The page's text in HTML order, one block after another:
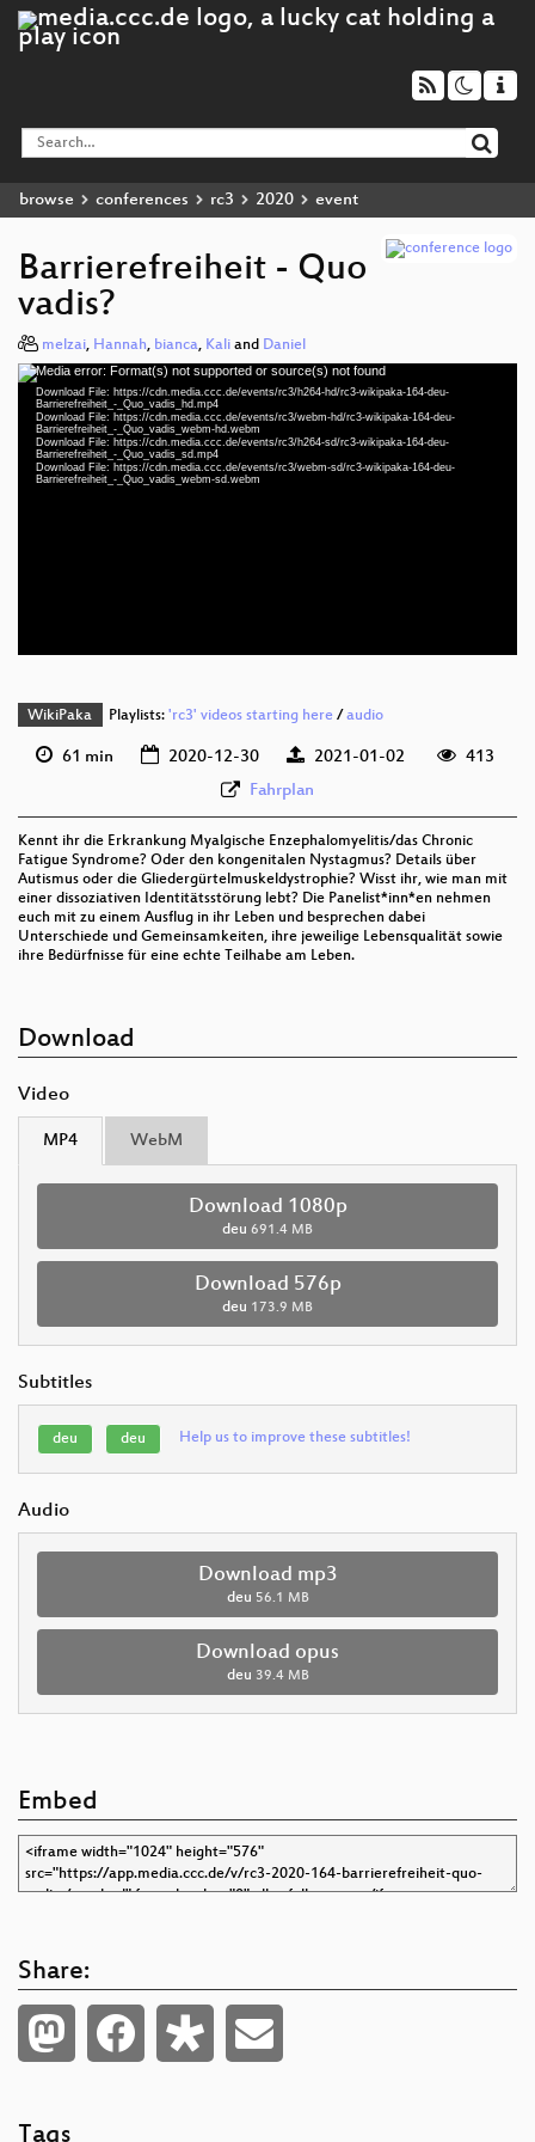
browse conferences rc3 2020 event
Barrierefreiheit - Quo
vadis?
melzai, Hannah, bianca, Kali and Daniel
Video
Player
Media error: Format(s) not supported or source(s) not found
Download File: https://cdn.media.ccc.de/events/rc3/h264-hd/rc3-wikipaka-164-deu-
Barrierefreiheit_-_Quo_vadis_hd.mp4
Download File: https://cdn.media.ccc.de/events/rc3/webm-hd/rc3-wikipaka-164-deu-
Barrierefreiheit_-_Quo_vadis_webm-hd.webm
Download File: https://cdn.media.ccc.de/events/rc3/h264-sd/rc3-wikipaka-164-deu-
Barrierefreiheit_-_Quo_vadis_sd.mp4
Download File: https://cdn.media.ccc.de/events/rc3/webm-sd/rc3-wikipaka-164-deu-
Barrierefreiheit_-_Quo_vadis_webm-sd.webm
deu
WikiPaka Playlists: 'rc3' videos starting here/ audio
61 min 2020-12-30 2021-01-02
413
Fahrplan
Kennt ihr die Erkrankung Myalgische Enzephalomyelitis/das Chronic
Fatigue Syndrome? Oder den kongenitalen Nystagmus? Details über
Autismus oder die Gliedergürtelmuskeldystrophie? Wisst ihr, wie man mit
einer dissoziativen Identitätsstörung lebt? Die Panelist*inn*en nehmen
euch mit zu einem Ausflug in ihr Leben und besprechen dabei
Unterschiede und Gemeinsamkeiten, ihre jeweilige Lebensqualität sowie
ihre Bedürfnisse für eine echte Teilhabe am Leben.
Download
Video
MP4 WebM
Download 1080p
deu 691.4 MB
Download 576p
deu 173.9 MB
Subtitles
deu deu Help us to improve these subtitles!
Audio
Download mp3
deu 56.1 MB
Download opus
deu 39.4 MB
Embed
Share: